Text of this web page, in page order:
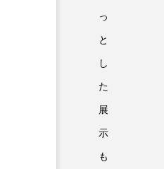
っ
と
し
た
展
示
も